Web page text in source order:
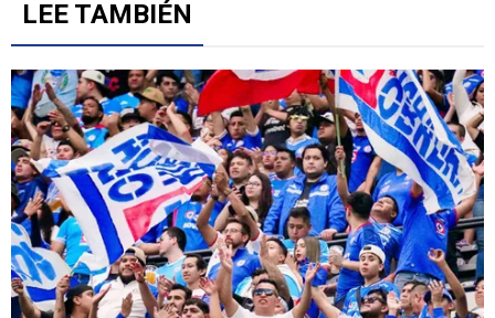
LEE TAMBIÉN